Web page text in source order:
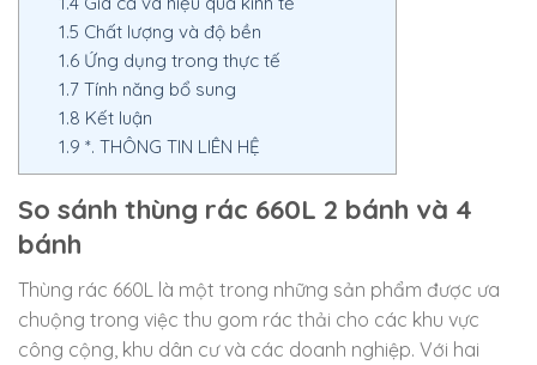
1.5 Chất lượng và độ bền
1.6Ứng dụng trong thực tế
1.7Tính năng bổ sung
1.8 Kết luận
1.9 *. THÔNG TIN LIÊN HỆ
So sánh thùng rác 660L 2 bánh và 4
bánh
Thùng rác 660L là một trong những sản phẩm được ưa
chuộng trong việc thu gom rác thải cho các khu vực
công cộng, khu dân cư và các doanh nghiệp. Với hai